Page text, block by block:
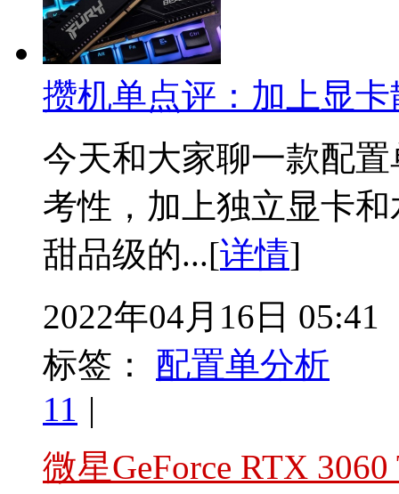
攒机单点评：加上显
今天和大家聊一款配
考性，加上独立显卡
甜品级的...[详情]
2022年04月16日 05:41
标签：
配置单分析
11 |
微星GeForce RTX